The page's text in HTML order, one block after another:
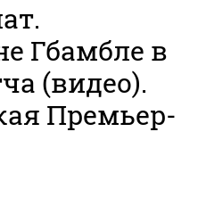
Гбамбле в
(видео).
Премьер-